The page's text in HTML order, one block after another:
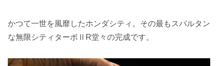
かつて一世を風靡したホンダシティ。その最もスパルタン
な無限シティターボⅡR堂々の完成です。